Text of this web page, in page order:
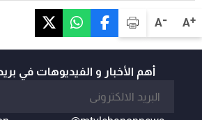
A+
A-
أهم الأخبار و الفيديوهات في